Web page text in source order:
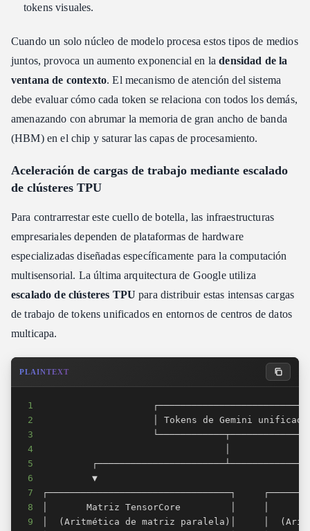
tokens visuales.
Cuando un solo núcleo de modelo procesa estos tipos de medios
juntos, provoca un aumento exponencial en ladensidad de la
ventana de contexto. El mecanismo de atención del sistema
debe evaluar cómo cada token se relaciona con todos los demás,
amenazando con abrumar la memoria de gran ancho de banda
(HBM) en el chip y saturar las capas de procesamiento.
Aceleración de cargas de trabajo mediante escalado
de clústeres TPU
Para contrarrestar este cuello de botella, las infraestructuras
empresariales dependen de plataformas de hardware
especializadas diseñadas específicamente para la computación
multisensorial. La última arquitectura de Google utiliza
escalado de clústeres TPU para distribuir estas intensas cargas
de trabajo de tokens unificados en entornos de centros de datos
multicapa.
PLAINTEXT
1
2
3
4
5
6
7
8
9